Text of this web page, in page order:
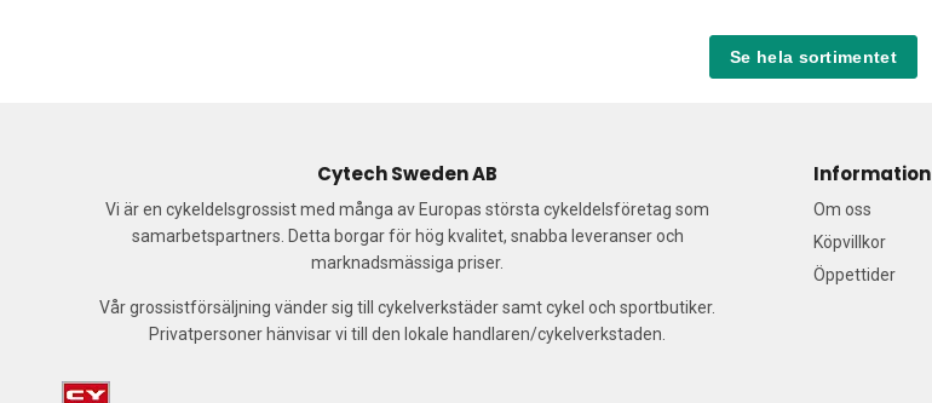
Se hela sortimentet
Cytech Sweden AB
Vi är en cykeldelsgrossist med många av Europas största cykeldelsföretag som
samarbetspartners. Detta borgar för hög kvalitet, snabba leveranser och
marknadsmässiga priser.
Vår grossistförsäljning vänder sig till cykelverkstäder samt cykel och sportbutiker.
Privatpersoner hänvisar vi till den lokale handlaren/cykelverkstaden.
Information
Om oss
Köpvillkor
Öppettider